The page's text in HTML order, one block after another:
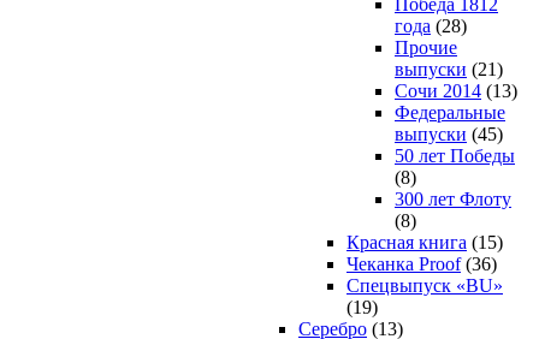
года (28)
Прочие
выпуски (21)
Сочи 2014 (13)
Федеральные
выпуски (45)
50 лет Победы
(8)
300 лет Флоту
(8)
Красная книга (15)
Чеканка Proof(36)
Спецвыпуск «BU»
(19)
Серебро (13)